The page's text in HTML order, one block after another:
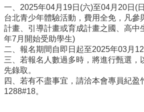
覽
雲
林
縣
教
育
網
校
一、2025年04月19日(六)至04月20日(
台北青少年體驗活動，費用全免，凡參
計畫、引導計畫或育成計畫之國、高中
年7月開始受助學生)
二、報名期間自即日起至2025年03月12
三、若報名人數過多時，將進行甄選，
先錄取。
四、若有不盡事宜，請洽本會專員紀盈
1288#18。